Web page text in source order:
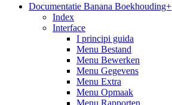
Documentatie Banana Boekhouding+
Index
Interface
I principi guida
Menu Bestand
Menu Bewerken
Menu Gegevens
Menu Extra
Menu Opmaak
Menu Rapporten